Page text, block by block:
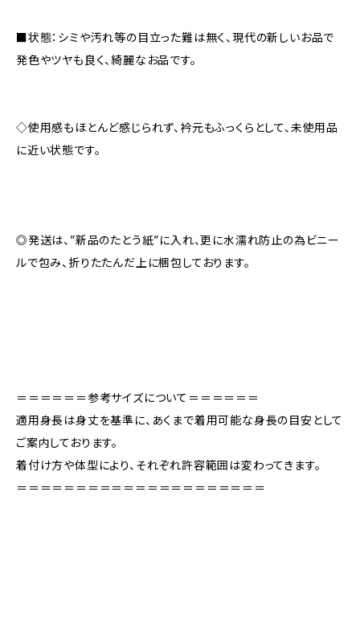
■状態：シミや汚れ等の目立った難は無く、現代の新しいお品で
発色やツヤも良く、綺麗なお品です。
◇使用感もほとんど感じられず、衿元もふっくらとして、未使用品
に近い状態です。
◎発送は、”新品のたとう紙”に入れ、更に水濡れ防止の為ビニー
ルで包み、折りたたんだ上に梱包しております。
＝＝＝＝＝＝参考サイズについて＝＝＝＝＝＝
適用身長は身丈を基準に、あくまで着用可能な身長の目安として
ご案内しております。
着付け方や体型により、それぞれ許容範囲は変わってきます。
＝＝＝＝＝＝＝＝＝＝＝＝＝＝＝＝＝＝＝＝＝